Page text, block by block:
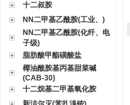
十二叔胺
NN二甲基乙酰胺(工业、)
NN二甲基乙酰胺(化纤、电
子级)
脂肪酸甲酯磺酸盐
椰油酰胺基丙基甜菜碱
(CAB-30)
十二烷基二甲基氧化胺